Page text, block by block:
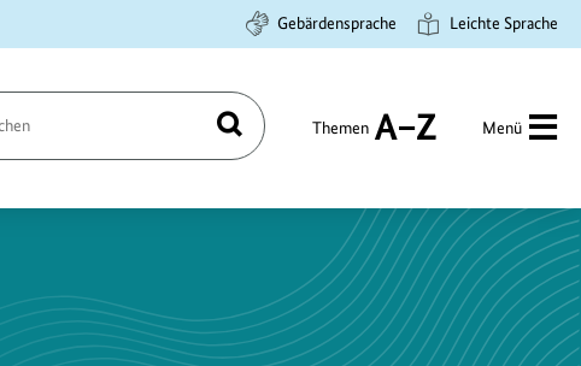
Gebärdensprache Leichte Sprache
Suchen Themen
A
Menü